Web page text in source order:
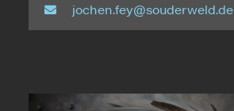
jochen.fey@souderweld.de